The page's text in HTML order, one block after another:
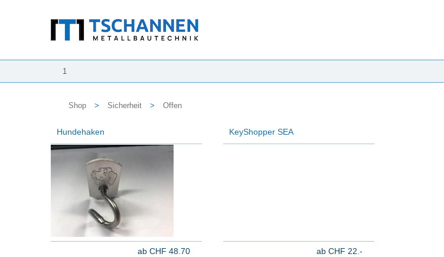
1
Shop > Sicherheit > Offen
Hundehaken
ab CHF 48.70
KeyShopper SEA
ab CHF 22.-